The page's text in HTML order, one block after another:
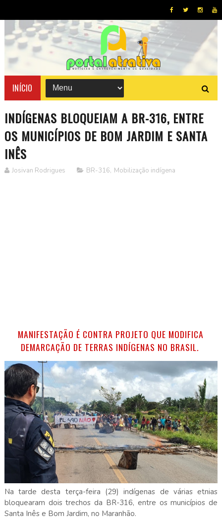
INÍCIO
INDÍGENAS BLOQUEIAM A BR-316, ENTRE
OS MUNICÍPIOS DE BOM JARDIM E SANTA
INÊS
Josivan Rodrigues BR-316, Mobilização indígena
MANIFESTAÇÃO É CONTRA PROJETO QUE MODIFICA
DEMARCAÇÃO DE TERRAS INDÍGENAS NO BRASIL.
Na tarde desta terça-feira (29) indígenas de várias etnias
bloquearam dois trechos da BR-316, entre os municípios de
Santa Inês e Bom Jardim, no Maranhão.